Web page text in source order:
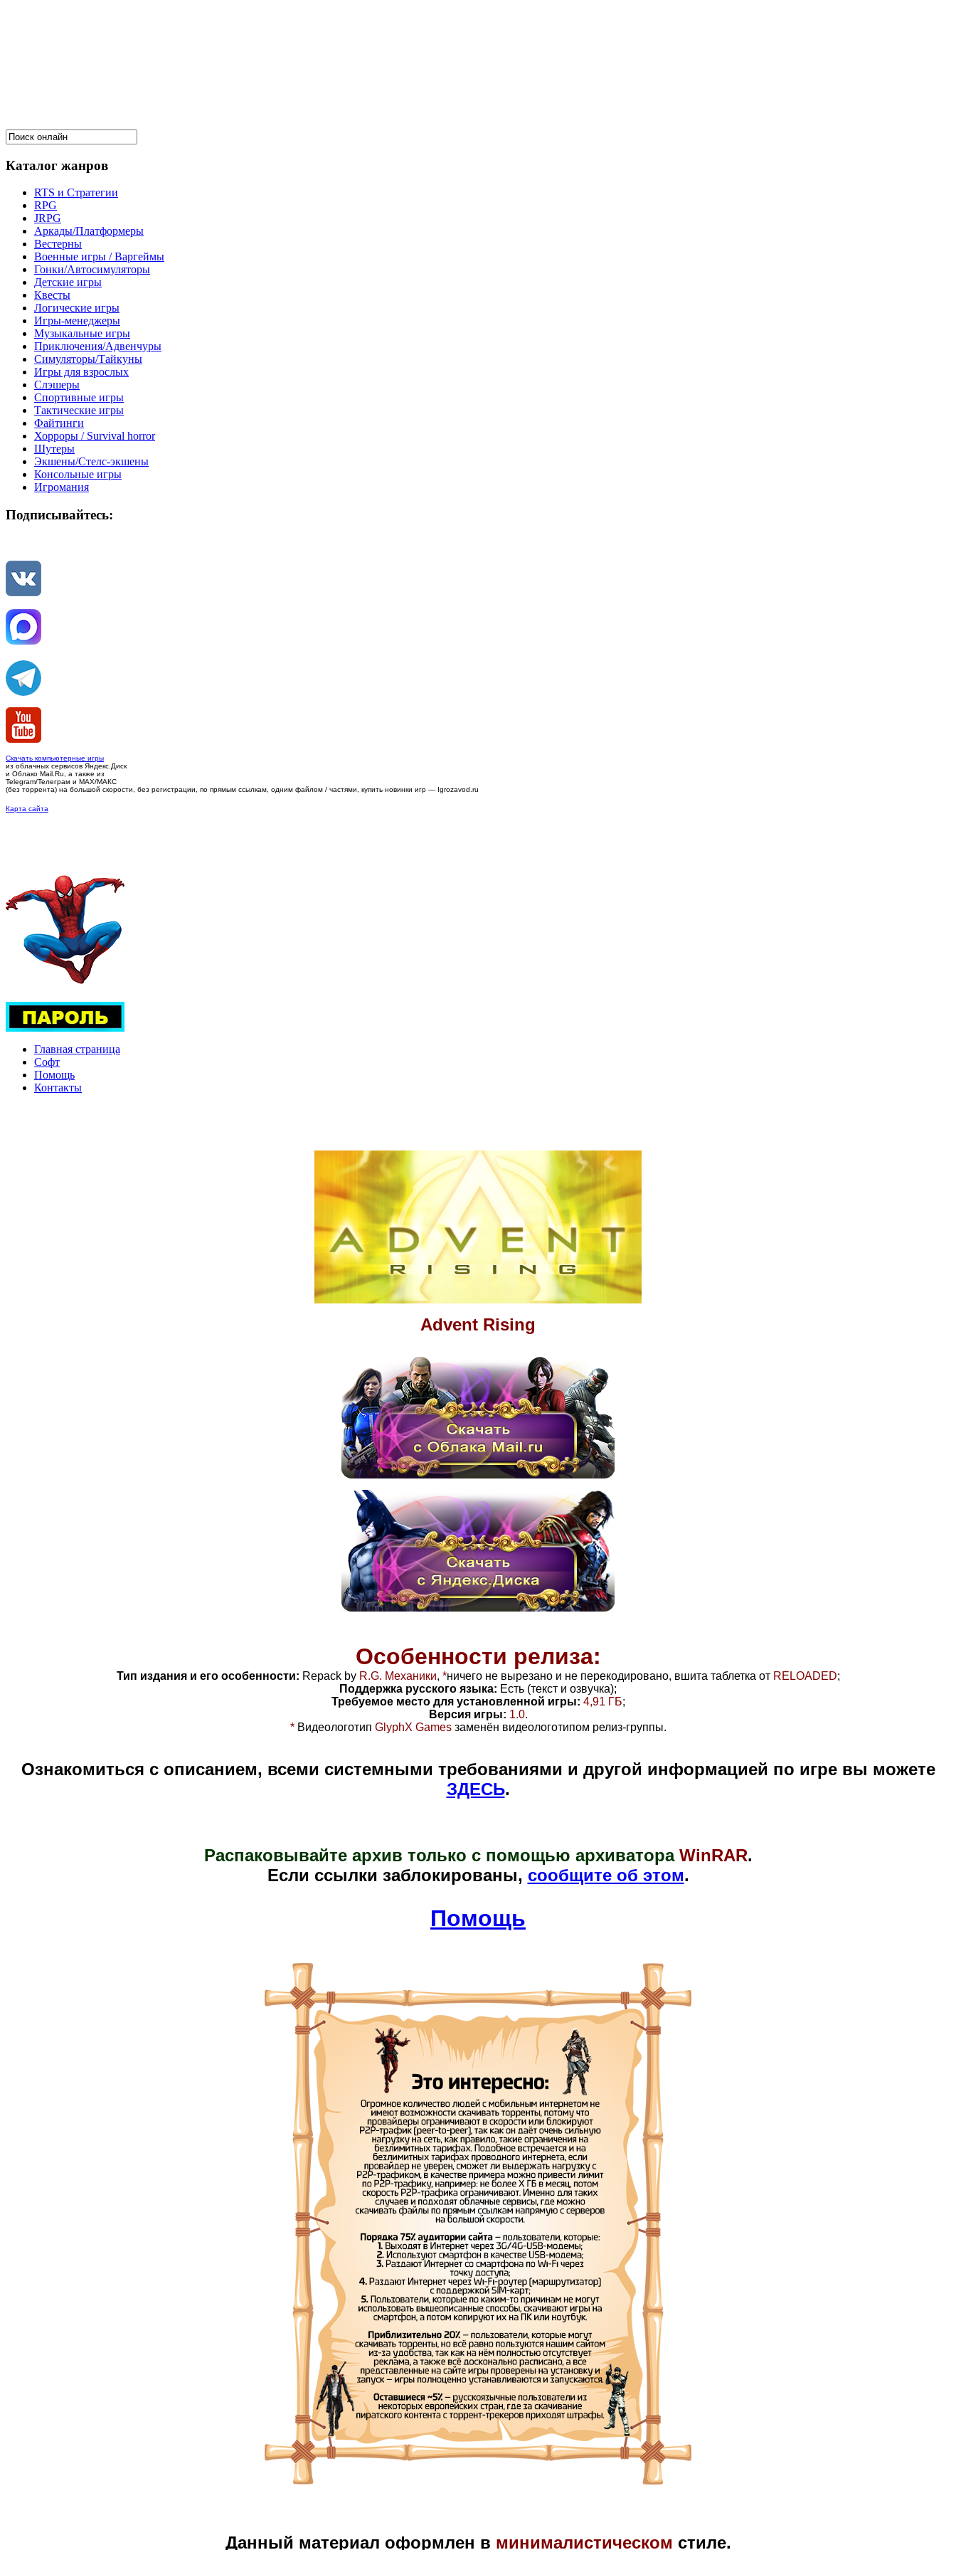
Каталог жанров
RTS и Стратегии
RPG
JRPG
Аркады/Платформеры
Вестерны
Военные игры / Варгеймы
Гонки/Автосимуляторы
Детские игры
Квесты
Логические игры
Игры-менеджеры
Музыкальные игры
Приключения/Адвенчуры
Симуляторы/Тайкуны
Игры для взрослых
Слэшеры
Спортивные игры
Тактические игры
Файтинги
Хорроры / Survival horror
Шутеры
Экшены/Стелс-экшены
Консольные игры
Игромания
Подписывайтесь:
Скачать компьютерные игры
из облачных сервисов Яндекс.Диск
и Облако Mail.Ru, а также из
Telegram/Телеграм и MAX/МАКС
(без торрента) на большой скорости, без регистрации, по прямым ссылкам, одним файлом / частями, купить новинки игр — Igrozavod.ru
Карта сайта
Главная страница
Софт
Помощь
Контакты
Advent Rising
Особенности релиза:
Тип издания и его особенности: Repack by R.G. Механики, *ничего не вырезано и не перекодировано, вшита таблетка от RELOADED;
Поддержка русского языка: Есть (текст и озвучка);
Требуемое место для установленной игры: 4,91 ГБ;
Версия игры: 1.0.
*Видеологотип GlyphX Gamesзаменён видеологотипом релиз-группы.
Ознакомиться с описанием, всеми системными требованиями и другой информацией по игре вы можете
ЗДЕСЬ.
Распаковывайте архив только с помощью архиватора WinRAR.
Если ссылки заблокированы, сообщите об этом.
Помощь
Данный материал оформлен в минималистическом стиле.